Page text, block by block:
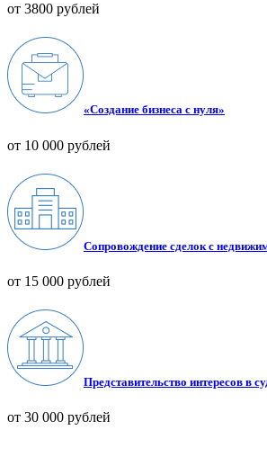
от 3800 рублей
«Создание бизнеса с нуля»
от 10 000 рублей
Сопровождение сделок с
от 15 000 рублей
Представительство интересов в
от 30 000 рублей